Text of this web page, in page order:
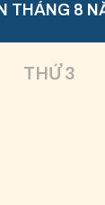
THÁNG 8
THỨ 3